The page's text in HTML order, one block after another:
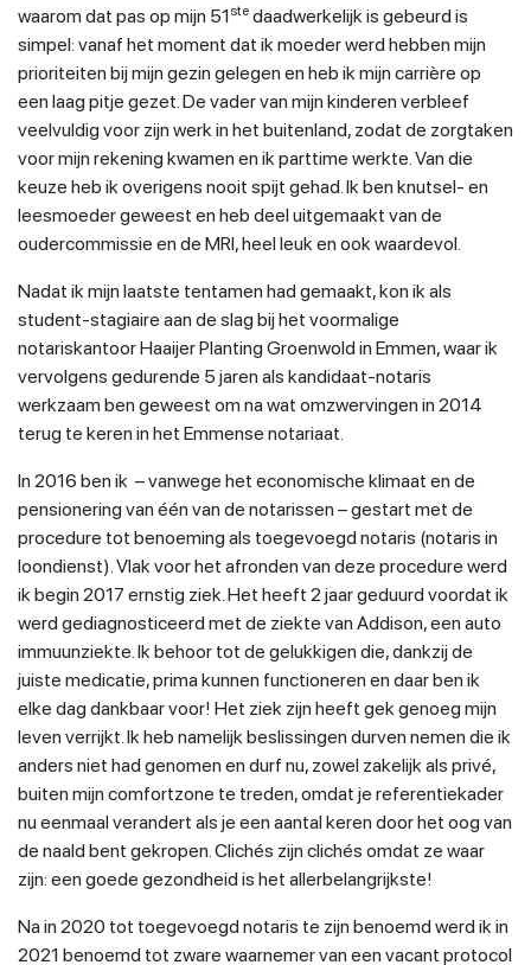
waarom dat pas op mijn 51ste daadwerkelijk is gebeurd is
simpel: vanaf het moment dat ik moeder werd hebben mijn
prioriteiten bij mijn gezin gelegen en heb ik mijn carrière op
een laag pitje gezet. De vader van mijn kinderen verbleef
veelvuldig voor zijn werk in het buitenland, zodat de zorgtaken
voor mijn rekening kwamen en ik parttime werkte. Van die
keuze heb ik overigens nooit spijt gehad. Ik ben knutsel- en
leesmoeder geweest en heb deel uitgemaakt van de
oudercommissie en de MRl, heel leuk en ook waardevol.
Nadat ik mijn laatste tentamen had gemaakt, kon ik als
student-stagiaire aan de slag bij het voormalige
notariskantoor Haaijer Planting Groenwold in Emmen, waar ik
vervolgens gedurende 5 jaren als kandidaat-notaris
werkzaam ben geweest om na wat omzwervingen in 2014
terug te keren in het Emmense notariaat.
In 2016 ben ik – vanwege het economische klimaat en de
pensionering van één van de notarissen – gestart met de
procedure tot benoeming als toegevoegd notaris (notaris in
loondienst). Vlak voor het afronden van deze procedure werd
ik begin 2017 ernstig ziek. Het heeft 2 jaar geduurd voordat ik
werd gediagnosticeerd met de ziekte van Addison, een auto
immuunziekte. Ik behoor tot de gelukkigen die, dankzij de
juiste medicatie, prima kunnen functioneren en daar ben ik
elke dag dankbaar voor! Het ziek zijn heeft gek genoeg mijn
leven verrijkt. Ik heb namelijk beslissingen durven nemen die ik
anders niet had genomen en durf nu, zowel zakelijk als privé,
buiten mijn comfortzone te treden, omdat je referentiekader
nu eenmaal verandert als je een aantal keren door het oog van
de naald bent gekropen. Clichés zijn clichés omdat ze waar
zijn: een goede gezondheid is het allerbelangrijkste!
Na in 2020 tot toegevoegd notaris te zijn benoemd werd ik in
2021 benoemd tot zware waarnemer van een vacant protocol